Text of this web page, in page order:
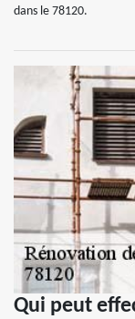
dans le 78120.
Qui peut